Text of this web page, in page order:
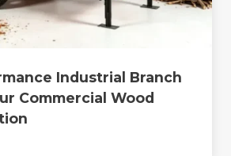
Industrial Branch
Commercial Wood